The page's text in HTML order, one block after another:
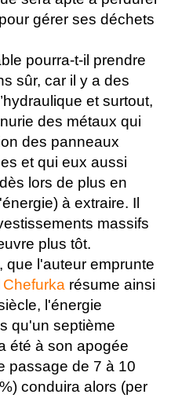
gérer ses déchets
pourra-t-il prendre
sûr, car il y a des
et surtout,
des métaux qui
des panneaux
et qui eux aussi
lors de plus en
à extraire. Il
massifs
plus tôt.
que l'auteur emprunte
Chefurka résume ainsi
l'énergie
qu'un septième
été à son apogée
passage de 7 à 10
conduira alors (per